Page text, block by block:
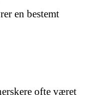
en bestemt
ofte været